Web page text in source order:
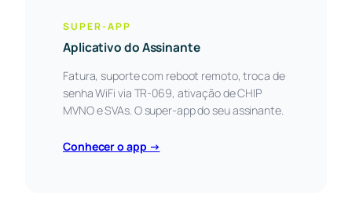
SUPER-APP
Aplicativo do Assinante
Fatura, suporte com reboot remoto, troca de
senha WiFi via TR-069, ativação de CHIP
MVNO e SVAs. O super-app do seu assinante.
Conhecer o app →